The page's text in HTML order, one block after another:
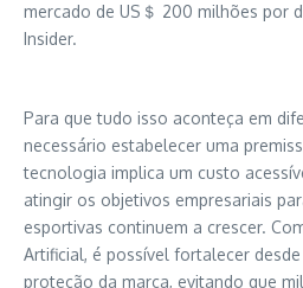
mercado de US＄ 200 milhões por
Insider.
Para que tudo isso aconteça em
necessário estabelecer uma
tecnologia implica um custo
atingir os objetivos empresariais
esportivas continuem a crescer.
Artificial, é possível fortalecer
proteção da marca, evitando que